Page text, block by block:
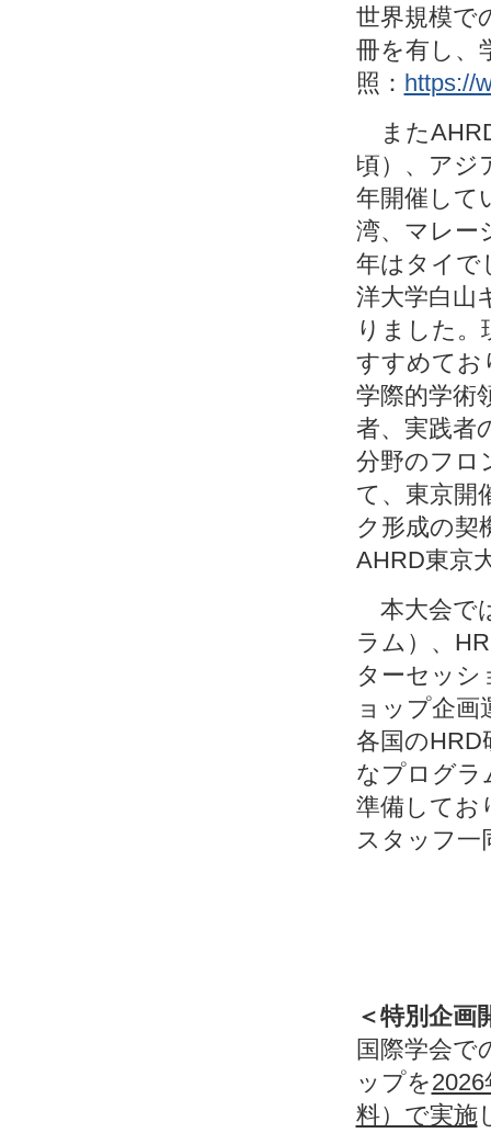
世界規模で
冊を有し、
照： https://
また
頃）、アジ
年開催して
湾、マレー
年はタイで
洋大学白山
りました。
すすめてお
学際的学術
者、実践者
分野のフロ
て、東京開
ク形成の契
AHRD東京
本大会で
ラム）、
ターセッシ
ョップ企
各国のHRD
なプログラ
準備してお
スタッフ一
＜特別企画
国際学会で
ップを
料）で実施